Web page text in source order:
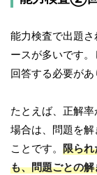
能力検査で出題
ースが多いです
回答する必要があ
たとえば、正解
場合は、問題を
ことです。 限られ
も、問題ごとの